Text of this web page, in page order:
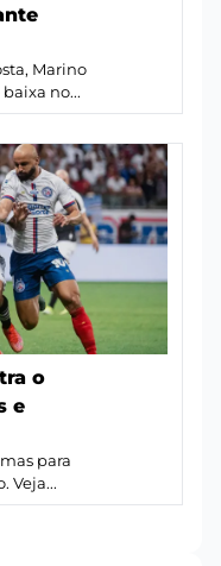
Marino
no...
o
e
para
Veja...